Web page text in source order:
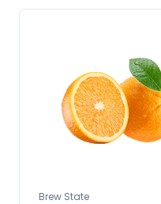
Brew State